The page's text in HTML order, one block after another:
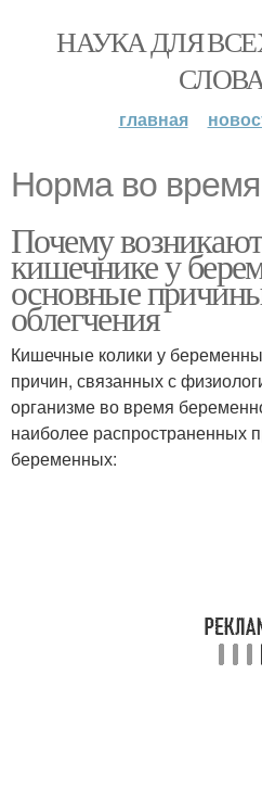
НАУКА ДЛЯ
главная
Норма во время
Почему
кишечнике у
основные
облегчения
Кишечные колики у
причин, связанных с
организме во время
наиболее распространенных
беременных: